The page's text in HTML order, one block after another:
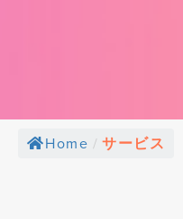
Home / サービス